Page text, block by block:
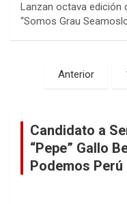
Lanzan octava edición
“Somos Grau
Paginación
Anterior
Candidato a
“Pepe” Gallo
Podemos Perú